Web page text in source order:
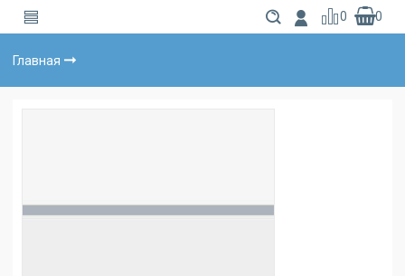
0 0
Главная